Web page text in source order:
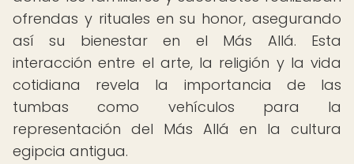
ofrendas y rituales en su honor, asegurando
así su bienestar en el Más Allá. Esta
interacción entre el arte, la religión y la vida
cotidiana revela la importancia de las
tumbas como vehículos para la
representación del Más Allá en la cultura
egipcia antigua.